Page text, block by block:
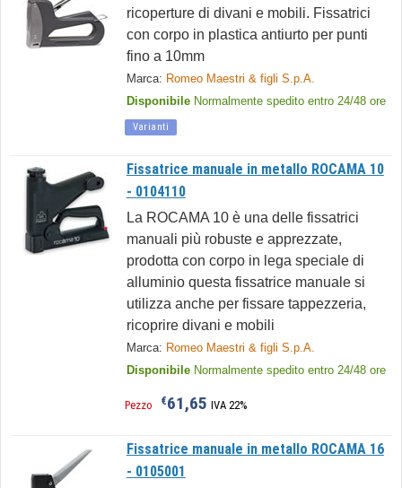
ricoperture di divani e mobili. Fissatrici
con corpo in plastica antiurto per punti
fino a 10mm
Marca: Romeo Maestri & figli S.p.A.
Disponibile Normalmente spedito entro 24/48 ore
Varianti
Fissatrice manuale in metallo ROCAMA 10
- 0104110
La ROCAMA 10 è una delle fissatrici
manuali più robuste e apprezzate,
prodotta con corpo in lega speciale di
alluminio questa fissatrice manuale si
utilizza anche per fissare tappezzeria,
ricoprire divani e mobili
Marca: Romeo Maestri & figli S.p.A.
Disponibile Normalmente spedito entro 24/48 ore
Pezzo €61,65 IVA 22%
Fissatrice manuale in metallo ROCAMA 16
- 0105001